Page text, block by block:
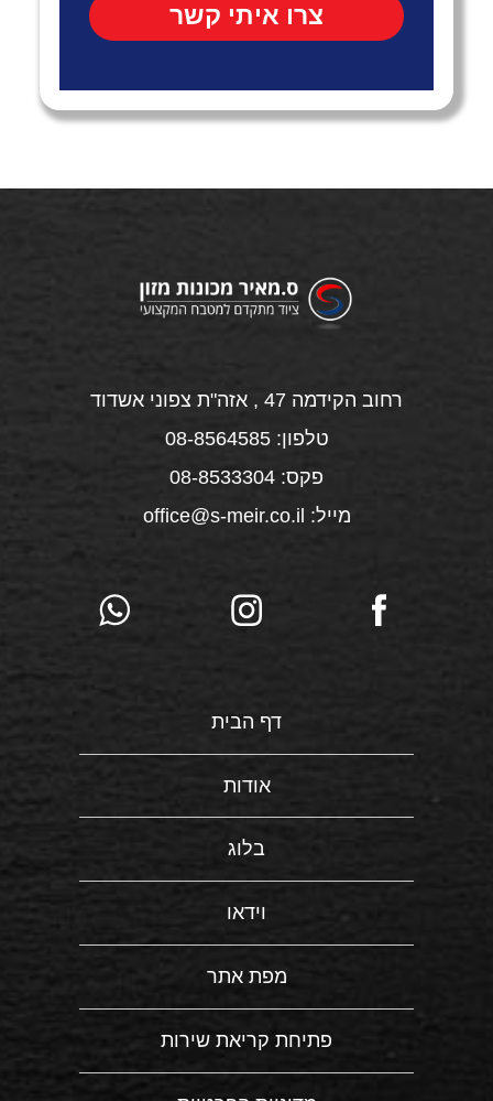
רחוב הקידמה 47 , אזה"ת צפוני אשדוד
טלפון: 08-8564585
פקס: 08-8533304
מייל: office@s-meir.co.il
דף הבית
אודות
בלוג
וידאו
מפת אתר
פתיחת קריאת שירות